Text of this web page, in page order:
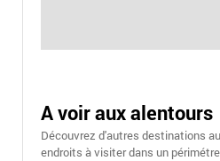
A voir aux alentours
Découvrez d'autres destinations
endroits à visiter dans un